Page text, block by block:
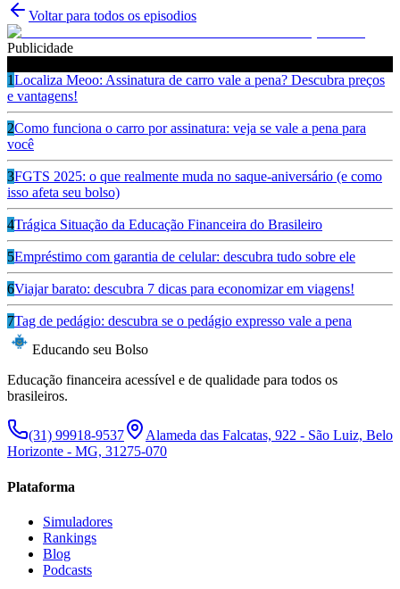
Voltar para todos os episodios
Publicidade
1Localiza Meoo: Assinatura de carro vale a pena? Descubra preços
e vantagens!
2Como funciona o carro por assinatura: veja se vale a pena para
você
3FGTS 2025: o que realmente muda no saque-aniversário (e como
isso afeta seu bolso)
4Trágica Situação da Educação Financeira do Brasileiro
5Empréstimo com garantia de celular: descubra tudo sobre ele
6Viajar barato: descubra 7 dicas para economizar em viagens!
7Tag de pedágio: descubra se o pedágio expresso vale a pena
Educando seu Bolso
Educação financeira acessível e de qualidade para todos os
brasileiros.
(31) 99918-9537
Alameda das Falcatas, 922 - São Luiz, Belo
Horizonte - MG, 31275-070
Plataforma
Simuladores
Rankings
Blog
Podcasts